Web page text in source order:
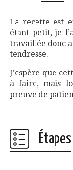
La recette est
étant petit, je
travaillée donc
tendresse.
J’espère que
à faire, mais
preuve de
Étapes